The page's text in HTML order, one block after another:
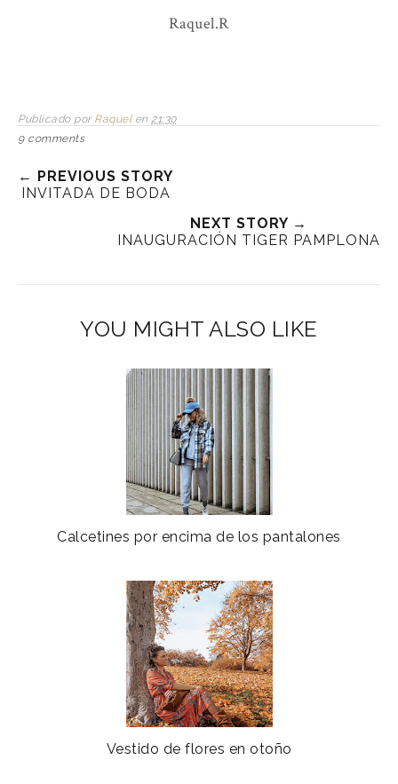
Raquel.R
Publicado por Raquel en 21:30
9 comments
← PREVIOUS STORY
INVITADA DE BODA
NEXT STORY →
INAUGURACIÓN TIGER PAMPLONA
YOU MIGHT ALSO LIKE
Calcetines por encima de los pantalones
Vestido de flores en otoño